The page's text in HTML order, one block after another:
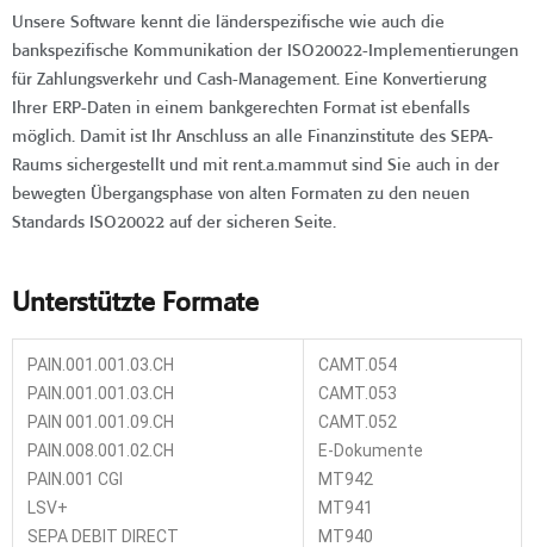
Unsere Software kennt die länderspezifische wie auch die
bankspezifische Kommunikation der ISO20022-Implementierungen
für Zahlungsverkehr und Cash-Management. Eine Konvertierung
Ihrer ERP-Daten in einem bankgerechten Format ist ebenfalls
möglich. Damit ist Ihr Anschluss an alle Finanzinstitute des SEPA-
Raums sichergestellt und mit rent.a.mammut sind Sie auch in der
bewegten Übergangsphase von alten Formaten zu den neuen
Standards ISO20022 auf der sicheren Seite.
Unterstützte Formate
PAIN.001.001.03.CH
PAIN.001.001.03.CH
PAIN 001.001.09.CH
PAIN.008.001.02.CH
PAIN.001 CGI
LSV+
SEPA DEBIT DIRECT
CAMT.054
CAMT.053
CAMT.052
E-Dokumente
MT942
MT941
MT940